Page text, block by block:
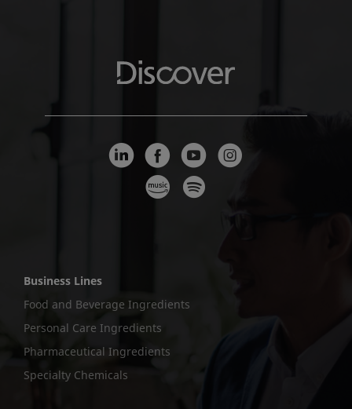
Business Lines
Food and Beverage Ingredients
Personal Care Ingredients
Pharmaceutical Ingredients
Specialty Chemicals